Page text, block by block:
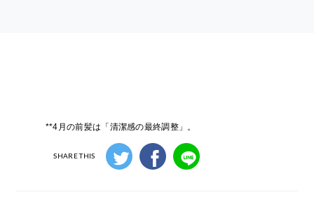
**4月の前髪は「清潔感の最終調整」。
SHARE THIS